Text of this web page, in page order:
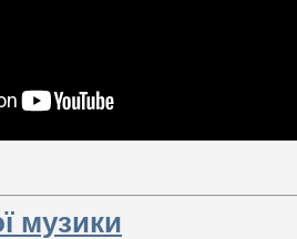
музики